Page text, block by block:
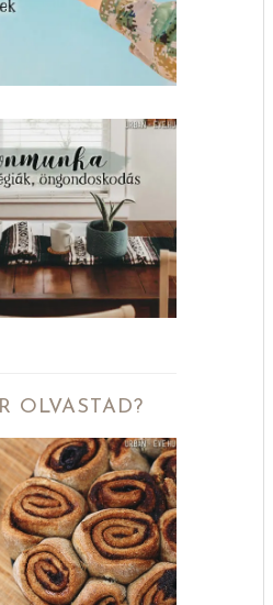
OLVASTAD?